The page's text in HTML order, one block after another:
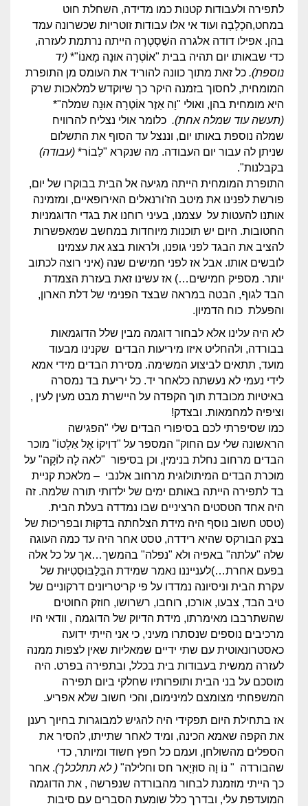
לתפירה ולעבודות קטנות כמו מדידה, השחלת חוט
במחט,הכְלָבָה ועוד אי אלו עבודות זוטריות שכשרונה עמד
בהן. אפילו דודה אלגרה השַׁסְטְרָה הייתה נרתמת לעזרה,
כדי שבאותו יום תהיה בבית "אוֹטְרָה אוּנָה מָאנוֹ"* (יד
נוספת). כל זאת מתוך כוונה להוריד את העומס מן התופרת
המומחית, לחסוך בזמנה היקר כך שיוקדש למלאכות שרק
היא מומחית בהן, ואולי "וָה אַזֶר אוֹטְרָה אוּנָה שמלה"*
(תעשה עוד שמלה אחת). כלומר אולי נצליח להרוויח
שמלה נוספת באותו יום, וננצל עד הסוף את התשלום
שניתן לה עבור יום העבודה. מה שנקרא "לַבוֹר* (עבודה)
בקבלנות".
התופרת המומחית הייתה מגיעה אל הבית בבוקרו של יום,
פורשת לפנינו את מיטב הז'ורנאלים האירופאיים, ומזמינה
אותנו להעטות על עצמנו, בעיני רוחנו את בגדי הדוגמניות
החטובות. היום יש תוכנות מיוחדות במחשב שמאפשרות
להציב את הבגד לפני גופנו, ולראות בצג את עצמינו
לובשים אותו. אבל אז לפני חמישים שנה (איני רוצה לכתוב
יותר. מספיק חמישים…) אז עשינו זאת בעזרת הצמדת
הבד לגוף, הבטה במראה שבצד הפנימי של דלת הארון,
והפעלת כוח הדמיון.
לא היה עלינו אלא לבחור דוגמה מבין שלל הדוגמאות
בבורדה, ולהחליט איזו מיריעות הבדים שקנינו מבעוד
מועד, תתאים לביצוע המשימה. מסירת הבדים מידי אמא
לידי נעמי לא נעשתה כלאחר יד. כל יריעת בד נמסרה
באיטיות מכובדת תוך הקפדה על היישרת מבט מעין לעין ,
וציפיה למחמאות. ובצדק!
כמו שסיפרתי לכם בסיפורי הבדים שלי "הפגישה
הראשונה שלי עם החוק" המספר על "דוִיקוֹ אֶל אַלְטוֹ" מוכר
הבדים מרחוב נחלת בנימין, וכן בסיפור "לאה לָה לוֹקָה" על
מוכרת הבדים המיתולוגית מרחוב אלנבי – מלאכת קניית
בד לתפירה הייתה באותם ימים של ילדותי תורה שלמה. זה
היה אחד הטסטים הרציניים שבו נמדדה בעלת הבית.
(טסט חשוב נוסף היה מידת הצלחתה בדקוּת ובפריכוּת של
בצק הבורקס שהיא רידדה, טסט אחר היה עד כמה העוגה
שלה "עלתה" באפיה ולא "נפלה" בהמשך…אך על כל אלה
בפעם אחרת…)לענייננו נאמר שמידת הבַּלַבּוּסְטִיוּת של
עקרת הבית וניסיונה נמדדו על פי קריטריונים דרקוניים של
טיב הבד, צבעו, אורכו, רוחבו, רשרושו, חוזק החוטים
שהשתרבבו מאימרתו, מידת הדיוק של הדוגמה , וודאי היו
מרכיבים נוספים שנסתרו מעיני, כי אני הייתי ידועה
כאסטרונאוטית עם שתי ידיים שמאליות שאין לצפות ממנה
לעזרה ממשית בעבודות בית בכלל, ובתפירה בפרט. היה
מוסכם על בני הבית ותופרותיו שחלקי ביום תפירה
המשפחתי מצומצם למינימום, והכי חשוב שלא אפריע.
אז בתחילת היום תפקידי היה להגיש למבוגרות בחיוך רענן
את הקפה שאמא הכינה, ומיד לאחר שתייתו, להסיר את
הספלים מהשולחן, ועמם כל חפץ חשוד ומיותר, כדי
שהבורדה " נוֹ וָה סוּזְיָאר חס וחלילה" ( לא תתלכלך). אחר
כך הייתי מוזמנת לבחור מהבורדה שנפרשה , את הדוגמה
המועדפת עלי, ובדרך כלל שומעת הסברים עם סיבות